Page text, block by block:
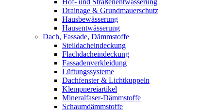
Hof- und Straßenentwässerung
Drainage & Grundmauerschutz
Hausbewässerung
Hausentwässerung
Dach, Fassade, Dämmstoffe
Steildacheindeckung
Flachdacheindeckung
Fassadenverkleidung
Lüftungssysteme
Dachfenster & Lichtkuppeln
Klempnereiartikel
Mineralfaser-Dämmstoffe
Schaumdämmstoffe